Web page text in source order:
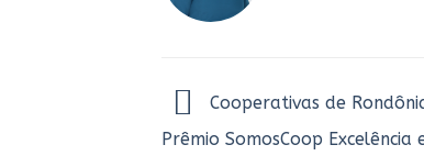
Cooperativas de
Prêmio SomosCoop Excelência